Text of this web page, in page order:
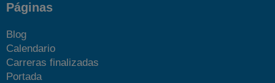
Páginas
Blog
Calendario
Carreras finalizadas
Portada